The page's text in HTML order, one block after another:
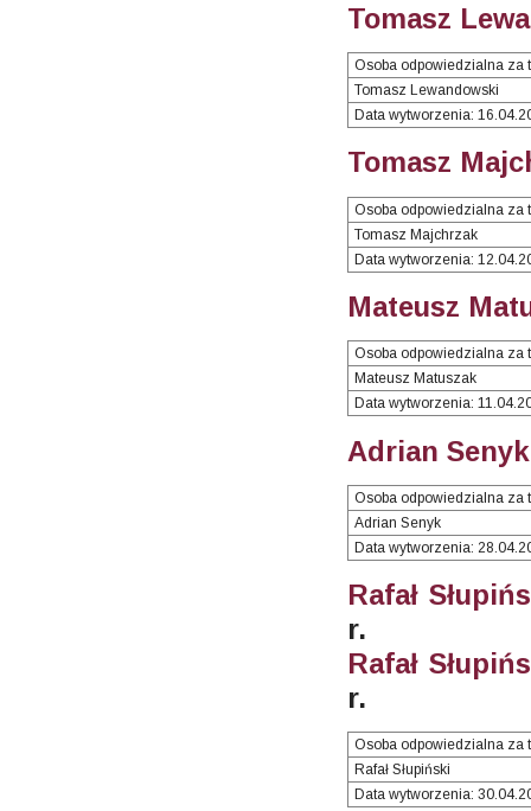
Tomasz
Osoba odpowiedzialna za
Tomasz Lewandowski
Data wytworzenia:
Tomasz
Osoba odpowiedzialna za
Tomasz Majchrzak
Data wytworzenia:
Mateusz
Osoba odpowiedzialna za
Mateusz Matuszak
Data wytworzenia:
Adrian
Osoba odpowiedzialna za
Adrian Senyk
Data wytworzenia:
Rafał
r.
Rafał
r.
Osoba odpowiedzialna za
Rafał Słupiński
Data wytworzenia: